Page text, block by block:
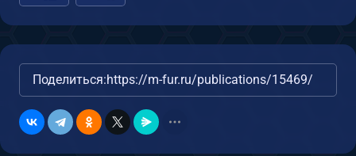
Поделиться:https://m-fur.ru/publications/15469/